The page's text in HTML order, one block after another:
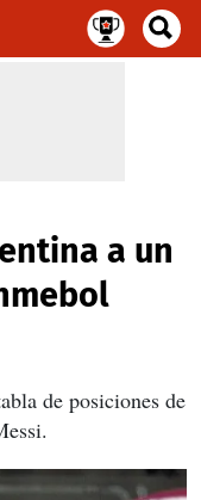
a un
de posiciones de